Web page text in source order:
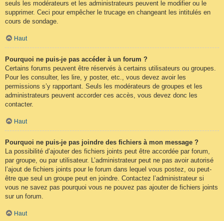
seuls les modérateurs et les administrateurs peuvent le modifier ou le
supprimer. Ceci pour empêcher le trucage en changeant les intitulés en
cours de sondage.
Haut
Pourquoi ne puis-je pas accéder à un forum ?
Certains forums peuvent être réservés à certains utilisateurs ou groupes.
Pour les consulter, les lire, y poster, etc., vous devez avoir les
permissions s’y rapportant. Seuls les modérateurs de groupes et les
administrateurs peuvent accorder ces accès, vous devez donc les
contacter.
Haut
Pourquoi ne puis-je pas joindre des fichiers à mon message ?
La possibilité d’ajouter des fichiers joints peut être accordée par forum,
par groupe, ou par utilisateur. L’administrateur peut ne pas avoir autorisé
l’ajout de fichiers joints pour le forum dans lequel vous postez, ou peut-
être que seul un groupe peut en joindre. Contactez l’administrateur si
vous ne savez pas pourquoi vous ne pouvez pas ajouter de fichiers joints
sur un forum.
Haut